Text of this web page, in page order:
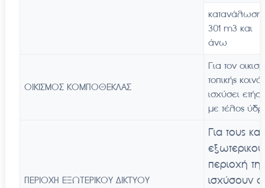
κατανάλωση
301 m3 και
άνω
ΟΙΚΙΣΜΟΣ ΚΟΜΠΟΘΕΚΛΑΣ
Για τον
τοπικής
ισχύσει
με τέλος
ΠΕΡΙΟΧΗ ΕΞΩΤΕΡΙΚΟΥ ΔΙΚΤΥΟΥ
Για τους
περιοχή
ισχύσουν